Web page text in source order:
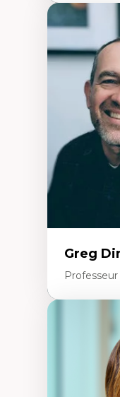
Expertises
Données
Bioart,
créatives
Histoire
Internet
Métavers
Greg
Analyse
Analyse
travers